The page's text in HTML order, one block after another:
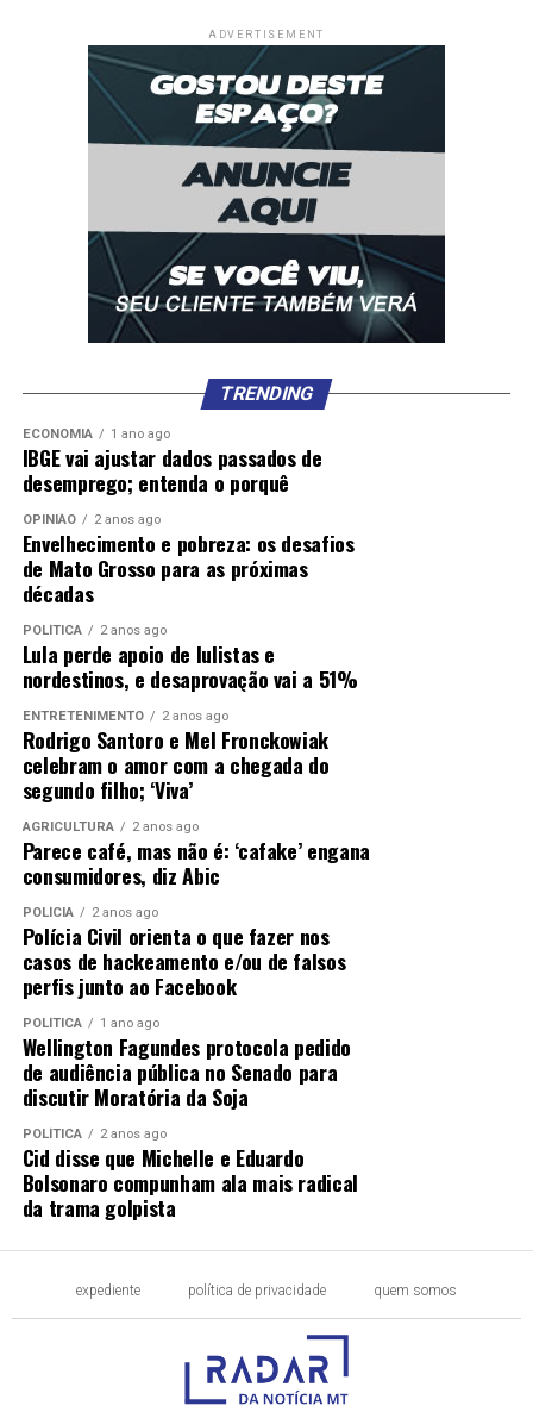
ADVERTISEMENT
TRENDING
ECONOMIA 1 ano ago
IBGE vai ajustar dados passados de
desemprego; entenda o porquê
OPINIÃO 2 anos ago
Envelhecimento e pobreza: os desafios
de Mato Grosso para as próximas
décadas
POLÍTICA 2 anos ago
Lula perde apoio de lulistas e
nordestinos, e desaprovação vai a 51%
ENTRETENIMENTO 2 anos ago
Rodrigo Santoro e Mel Fronckowiak
celebram o amor com a chegada do
segundo filho; ‘Viva’
AGRICULTURA 2 anos ago
Parece café, mas não é: ‘cafake’ engana
consumidores, diz Abic
POLÍCIA 2 anos ago
Polícia Civil orienta o que fazer nos
casos de hackeamento e/ou de falsos
perfis junto ao Facebook
POLÍTICA 1 ano ago
Wellington Fagundes protocola pedido
de audiência pública no Senado para
discutir Moratória da Soja
POLÍTICA 2 anos ago
Cid disse que Michelle e Eduardo
Bolsonaro compunham ala mais radical
da trama golpista
expediente política de privacidade quem somos